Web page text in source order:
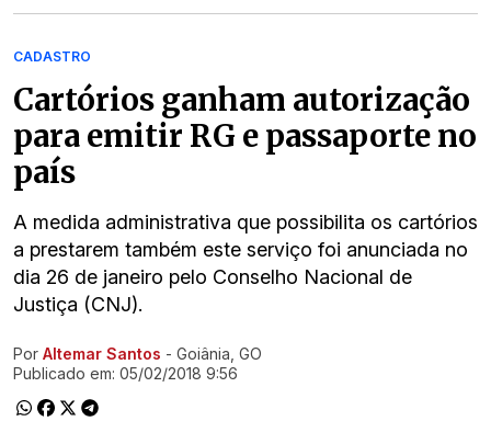
CADASTRO
Cartórios ganham autorização
para emitir RG e passaporte no
país
A medida administrativa que possibilita os cartórios
a prestarem também este serviço foi anunciada no
dia 26 de janeiro pelo Conselho Nacional de
Justiça (CNJ).
Ir direto pra matéria
Por Altemar Santos - Goiânia, GO
Publicado em: 05/02/2018 9:56